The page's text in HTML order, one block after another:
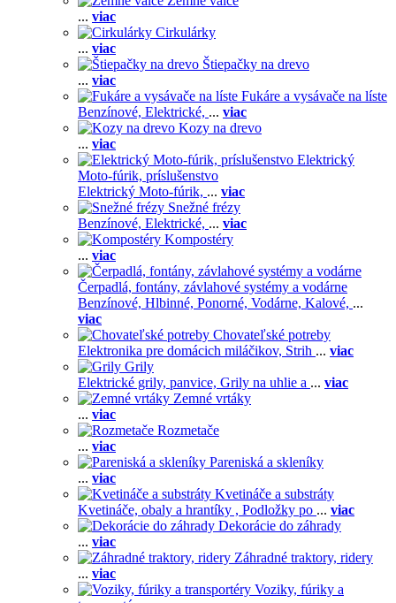
... viac
Cirkulárky
... viac
Štiepačky na drevo
... viac
Fukáre a vysávače na líste
Benzínové, Elektrické, ... viac
Kozy na drevo
... viac
Elektrický
Moto-fúrik, príslušenstvo
Elektrický Moto-fúrik, ... viac
Snežné frézy
Benzínové, Elektrické, ... viac
Kompostéry
... viac
Čerpadlá, fontány, závlahové systémy a vodárne
Benzínové, Hlbinné, Ponorné, Vodárne, Kalové, ...
viac
Chovateľské potreby
Elektronika pre domácich miláčikov, Strih ... viac
Grily
Elektrické grily, panvice, Grily na uhlie a ... viac
Zemné vrtáky
... viac
Rozmetače
... viac
Pareniská a skleníky
... viac
Kvetináče a substráty
Kvetináče, obaly a hrantíky , Podložky po ... viac
Dekorácie do záhrady
... viac
Záhradné traktory, ridery
... viac
Voziky, fúriky a